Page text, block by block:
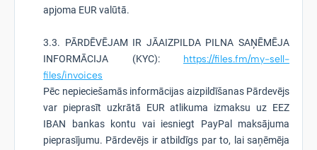
apjoma EUR valūtā.
3.3. PĀRDĒVĒJAM IR JĀAIZPILDA PILNA SAŅĒMĒJA
INFORMĀCIJA (KYC): https://files.fm/my-sell-
files/invoices
Pēc nepieciešamās informācijas aizpildīšanas Pārdevējs
var pieprasīt uzkrātā EUR atlikuma izmaksu uz EEZ
IBAN bankas kontu vai iesniegt PayPal maksājuma
pieprasījumu. Pārdevējs ir atbildīgs par to, lai saņēmēja